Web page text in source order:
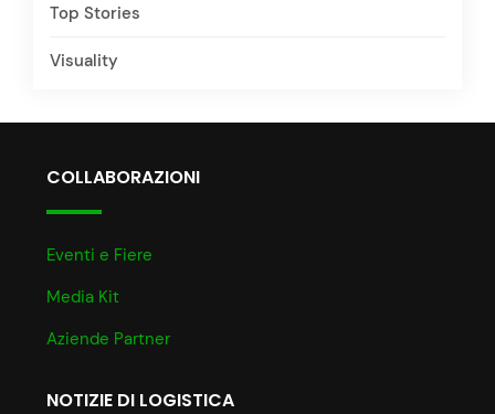
Top Stories
Visuality
COLLABORAZIONI
Eventi e Fiere
Media Kit
Aziende Partner
NOTIZIE DI LOGISTICA